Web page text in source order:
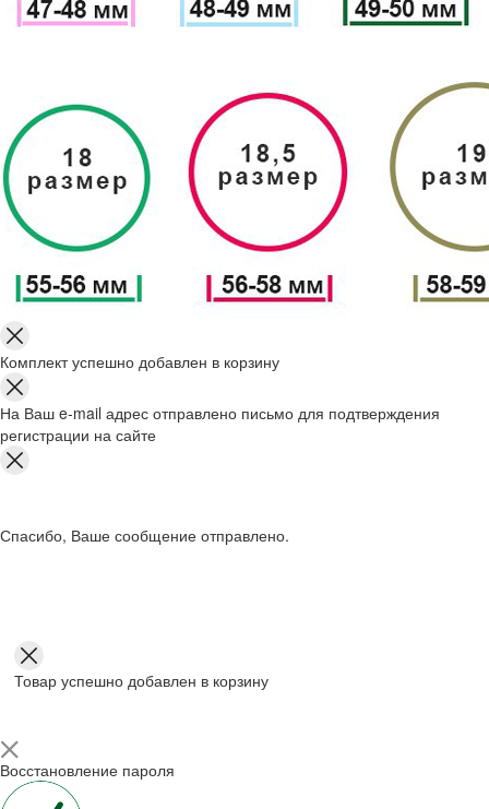
Комплект успешно добавлен в корзину
На Ваш e-mail адрес отправлено письмо для подтверждения
регистрации на сайте
Спасибо, Ваше сообщение отправлено.
Товар успешно добавлен в корзину
Восстановление пароля